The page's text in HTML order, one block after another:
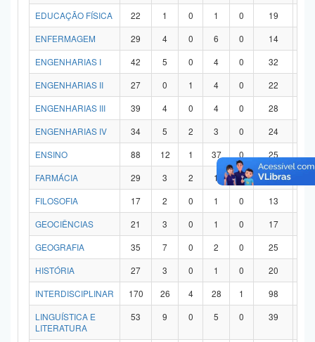
EDUCAÇÃO FÍSICA
22 1 0 1 0 19
ENFERMAGEM
29 4 0 6 0 14
ENGENHARIAS I
42 5 0 4 0 32
ENGENHARIAS II
27 0 1 4 0 22
ENGENHARIAS III
39 4 0 4 0 28
ENGENHARIAS IV
34 5 2 3 0 24
ENSINO
88 12 1 37 0 25
FARMÁCIA
29 3 2 1 0 21
FILOSOFIA
17 2 0 1 0 13
GEOCIÊNCIAS
21 3 0 1 0 17
GEOGRAFIA
35 7 0 2 0 25
HISTÓRIA
27 3 0 1 0 20
INTERDISCIPLINAR
170 26 4 28 1 98
LINGUÍSTICA E
LITERATURA
53 9 0 5 0 39